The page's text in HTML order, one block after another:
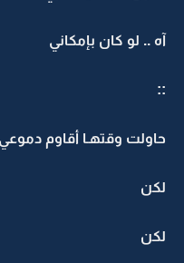
آه .. لو كان بإمكاني
::
حاولت وقتهـا أقاوم دموعي
لكن
لكن